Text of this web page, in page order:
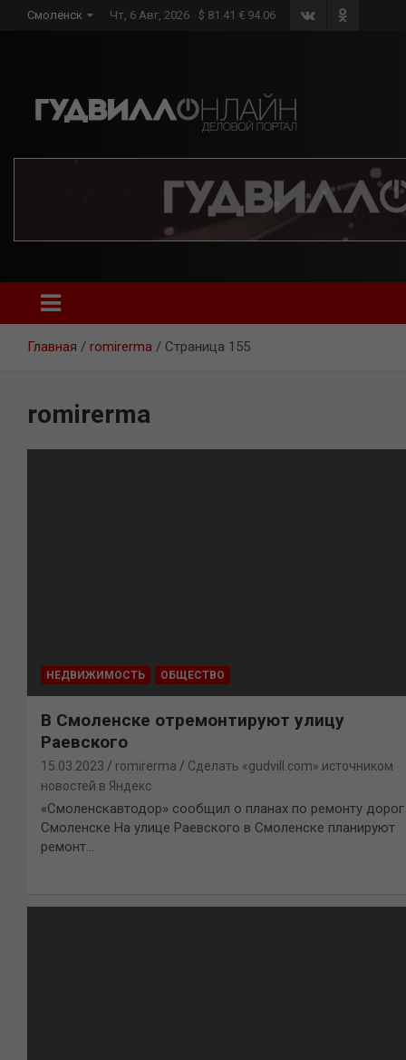
Смоленск Чт, 6 Авг, 2026 $ 81.41 € 94.06
Главная romirerma Страница 155
romirerma
НЕДВИЖИМОСТЬ ОБЩЕСТВО
В Смоленске отремонтируют улицу
Раевского
15.03.2023 romirerma
Сделать «gudvill.com» источником
новостей в Яндекс
«Смоленскавтодор» сообщил о планах по ремонту
Смоленске На улице Раевского в Смоленске планируют
ремонт…